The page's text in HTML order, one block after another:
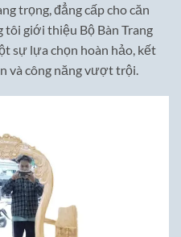
trọng, đẳng cấp cho căn
tôi giới thiệu Bộ Bàn Trang
sự lựa chọn hoàn hảo, kết
và công năng vượt trội.